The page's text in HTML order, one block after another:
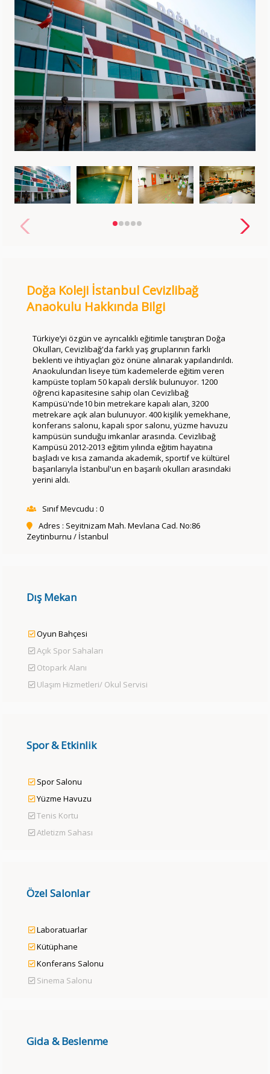
Doğa Koleji İstanbul Cevizlibağ
Anaokulu Hakkında Bilgi
Türkiye’yi özgün ve ayrıcalıklı eğitimle tanıştıran Doğa
Okulları, Cevizlibağ'da farklı yaş gruplarının farklı
beklenti ve ihtiyaçları göz önüne alınarak yapılandırıldı.
Anaokulundan liseye tüm kademelerde eğitim veren
kampüste toplam 50 kapalı derslik bulunuyor. 1200
öğrenci kapasitesine sahip olanCevizlibağ
Kampüsü'nde10 bin metrekare kapalı alan, 3200
metrekare açık alan bulunuyor. 400 kişilik yemekhane,
konferans salonu, kapalı spor salonu, yüzme havuzu
kampüsün sunduğu imkanlar arasında.Cevizlibağ
Kampüsü2012-2013 eğitim yılında eğitim hayatına
başladı ve kısa zamanda akademik, sportif ve kültürel
başarılarıyla İstanbul'un en başarılı okulları arasındaki
yerini aldı.
Sınıf Mevcudu : 0
Adres : Seyitnizam Mah. Mevlana Cad. No:86
Zeytinburnu / İstanbul
Dış Mekan
Oyun Bahçesi
Açık Spor Sahaları
Otopark Alanı
Ulaşım Hizmetleri/ Okul Servisi
Spor & Etkinlik
Spor Salonu
Yüzme Havuzu
Tenis Kortu
Atletizm Sahası
Özel Salonlar
Laboratuarlar
Kütüphane
Konferans Salonu
Sinema Salonu
Gida & Beslenme